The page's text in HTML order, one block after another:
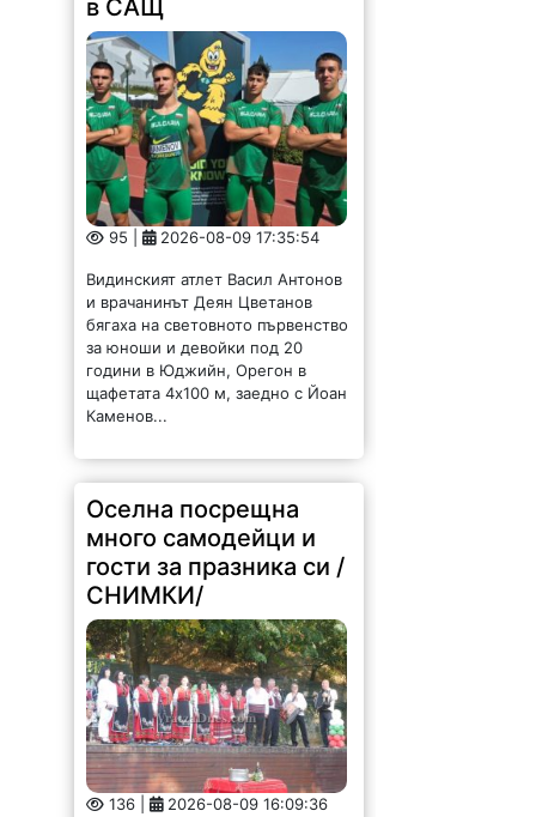
95 | 2026-08-09 17:35:54
Видинският атлет Васил Антонов
и врачанинът Деян Цветанов
бягаха на световното първенство
за юноши и девойки под 20
години в Юджийн, Орегон в
щафетата 4х100 м, заедно с Йоан
Каменов...
много самодейци и
гости за празника си /
СНИМКИ/
136 | 2026-08-09 16:09:36
С водосвет, отслужен от отец
Николай Петров започна